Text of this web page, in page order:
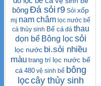
bôngĐá sỏi r9 Sỏi xốp
mj nam châm lọc nước bể
cá thủy sinh Bể cá đá thau
dọn bể Bông lọc sỏi
lọc nước bi.sỏi nhiều
màu trang trí lọc nước bể
cá 480 vệ sinh bể bông
lọccây thủy sinh